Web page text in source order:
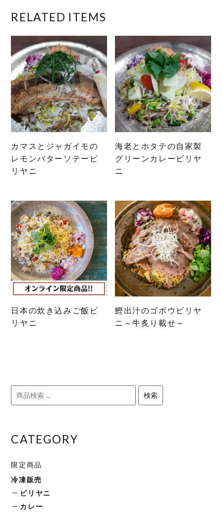
検
索
検索
CATEGORY
限定商品
冷凍販売
ビリヤニ
カレー
RELATED ITEMS
カマスとジャガイモの
レモンバターソテービ
リヤニ
海老とホタテの自家製
グリーンカレービリヤ
ニ
日本の炊き込みご飯ビ
リヤニ
鰹出汁のゴボウビリヤ
ニ～牛炙り載せ～